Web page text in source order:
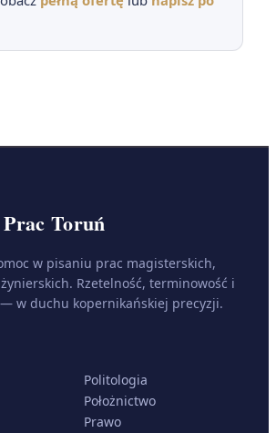
Toruń
w pisaniu prac magisterskich,
Rzetelność, terminowość i
— w duchu kopernikańskiej precyzji.
Politologia
Położnictwo
Prawo